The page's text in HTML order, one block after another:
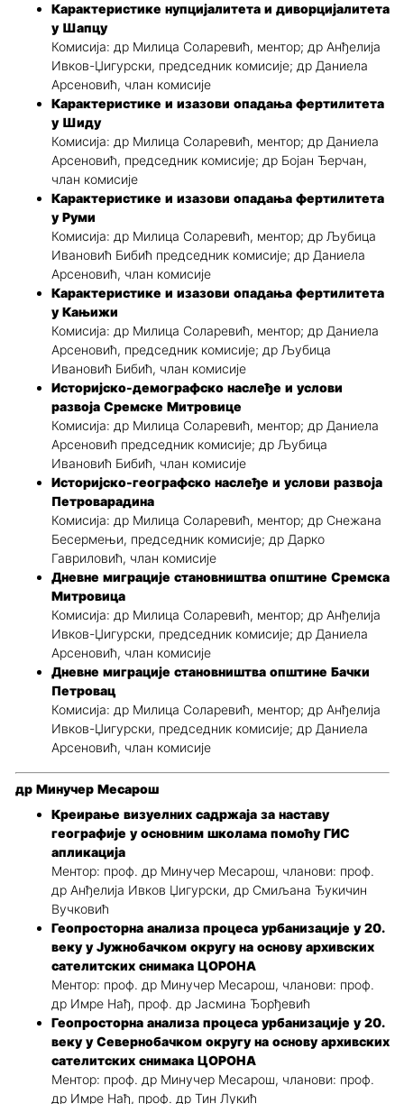
Карактеристике нупцијалитета и диворцијалитета
у Шапцу
Комисија: др Милица Соларевић, ментор; др Анђелија
Ивков-Џигурски, председник комисије; др Даниела
Арсеновић, члан комисије
Карактеристике и изазови опадања фертилитета
у Шиду
Комисија: др Милица Соларевић, ментор; др Даниела
Арсеновић, председник комисије; др Бојан Ђерчан,
члан комисије
Карактеристике и изазови опадања фертилитета
у Руми
Комисија: др Милица Соларевић, ментор; др Љубица
Ивановић Бибић председник комисије; др Даниела
Арсеновић, члан комисије
Карактеристике и изазови опадања фертилитета
у Кањижи
Комисија: др Милица Соларевић, ментор; др Даниела
Арсеновић, председник комисије; др Љубица
Ивановић Бибић, члан комисије
Историјско-демографско наслеђе и услови
развоја Сремске Митровице
Комисија: др Милица Соларевић, ментор; др Даниела
Арсеновић председник комисије; др Љубица
Ивановић Бибић, члан комисије
Историјско-географско наслеђе и услови развоја
Петроварадина
Комисија: др Милица Соларевић, ментор; др Снежана
Бесермењи, председник комисије; др Дарко
Гавриловић, члан комисије
Дневне миграције становништва општине Сремска
Митровица
Комисија: др Милица Соларевић, ментор; др Анђелија
Ивков-Џигурски, председник комисије; др Даниела
Арсеновић, члан комисије
Дневне миграције становништва општине Бачки
Петровац
Комисија: др Милица Соларевић, ментор; др Анђелија
Ивков-Џигурски, председник комисије; др Даниела
Арсеновић, члан комисије
др Минучер Месарош
Креирање визуелних садржаја за наставу
географије у основним школама помоћу ГИС
апликација
Ментор: проф. др Минучер Месарош, чланови: проф.
др Анђелија Ивков Џигурски, др Смиљана Ђукичин
Вучковић
Геопросторна анализа процеса урбанизације у 20.
веку у Јужнобачком округу на основу архивских
сателитских снимака ЦОРОНА
Ментор: проф. др Минучер Месарош, чланови: проф.
др Имре Нађ, проф. др Јасмина Ђорђевић
Геопросторна анализа процеса урбанизације у 20.
веку у Севернобачком округу на основу архивских
сателитских снимака ЦОРОНА
Ментор: проф. др Минучер Месарош, чланови: проф.
др Имре Нађ, проф. др Тин Лукић